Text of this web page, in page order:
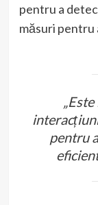
pentru a
măsuri pentru
pentru